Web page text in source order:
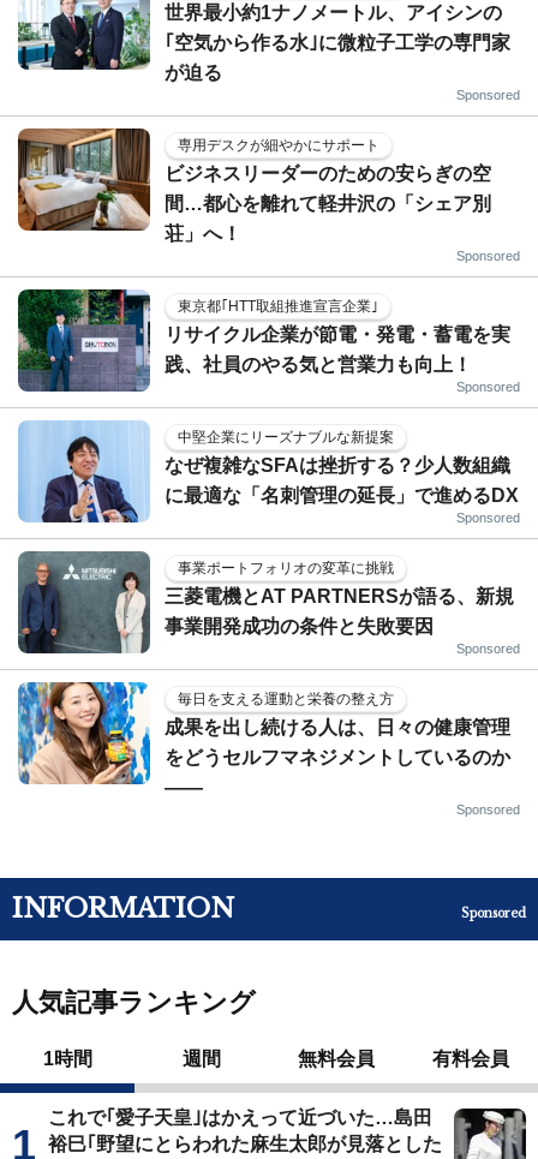
世界最小約1ナノメートル、アイシンの
｢空気から作る水｣に微粒子工学の専門家
が迫る
Sponsored
専用デスクが細やかにサポート
ビジネスリーダーのための安らぎの空
間…都心を離れて軽井沢の「シェア別
荘」へ！
Sponsored
東京都｢HTT取組推進宣言企業｣
リサイクル企業が節電・発電・蓄電を実
践、社員のやる気と営業力も向上！
Sponsored
中堅企業にリーズナブルな新提案
なぜ複雑なSFAは挫折する？少人数組織
に最適な「名刺管理の延長」で進めるDX
Sponsored
事業ポートフォリオの変革に挑戦
三菱電機とAT PARTNERSが語る、新規
事業開発成功の条件と失敗要因
Sponsored
毎日を支える運動と栄養の整え方
成果を出し続ける人は、日々の健康管理
をどうセルフマネジメントしているのか
——
Sponsored
INFORMATION Sponsored
人気記事ランキング
1時間 週間 無料会員 有料会員
これで｢愛子天皇｣はかえって近づいた…島田
裕巳｢野望にとらわれた麻生太郎が見落とした